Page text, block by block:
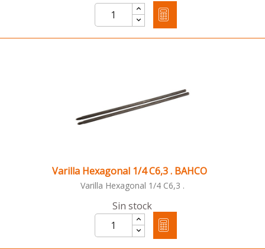
Varilla Hexagonal 1/4 C6,3 . BAHCO
Varilla Hexagonal 1/4 C6,3 .
Sin stock